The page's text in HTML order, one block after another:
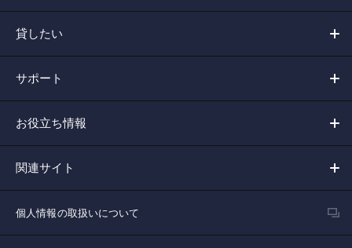
貸したい
サポート
お役立ち情報
関連サイト
個人情報の取扱いについて